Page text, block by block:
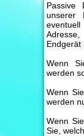
Passive
unserer
Endgerät
Wenn
werden
Wenn
werden
Wenn
Sie,